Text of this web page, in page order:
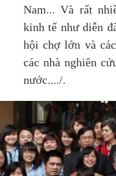
Nam... Và rất
kinh tế như diễn
hội chợ lớn và
các nhà nghiên
nước..../.